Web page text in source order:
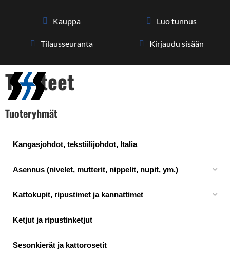
Kauppa Luo tunnus
Tilaus­seuranta Kirjaudu sisään
Tuotteet
Tuoteryhmät
Kangasjohdot, tekstiilijohdot, Italia
Asennus (nivelet, mutterit, nippelit, nupit, ym.)
Kattokupit, ripustimet ja kannattimet
Ketjut ja ripustinketjut
Sesonkierät ja kattorosetit